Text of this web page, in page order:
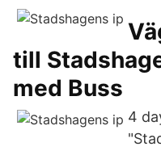
till
med Buss
4